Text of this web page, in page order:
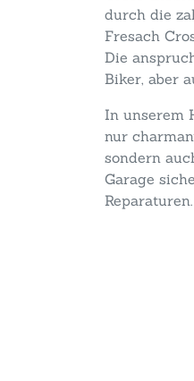
durch die
Fresach
Die
Biker, aber
In unserem
nur
sondern
Garage
Reparaturen.